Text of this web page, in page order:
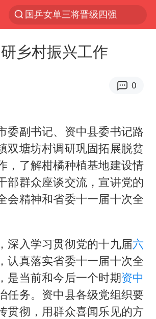
新疆优化调整景区内自驾服务费
上四休三，但降薪1000元，你接受吗？
老挝国会主席赛宋蓬逝世
黄金牛市回来了吗
杭州全市有序停课
“不怕六爷挂得多 就怕六爷挂一颗”
全民健身事业高质量发展
台当局重金为“台独”织“皇帝新衣”
几元成本的AI广告导致千万市值蒸发
乡村振兴工作
0
委副书记、资中县委书记路
双塘坊村调研巩固拓展脱贫
，了解柑橘种植基地建设情
部群众座谈交流，宣讲党的
会精神和省委十一届十次全
深入学习贯彻党的十九届六
认真落实省委十一届十次全
是当前和今后一个时期资中
任务。资中县各级党组织要
贯彻，用群众喜闻乐见的方